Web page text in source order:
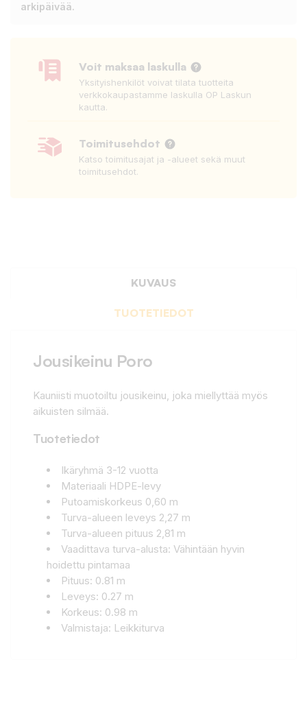
arkipäivää.
Voit maksaa laskulla
Yksityishenkilöt voivat tilata tuotteita
verkkokaupastamme laskulla OP Laskun
kautta.
Toimitusehdot
Katso toimitusajat ja -alueet sekä muut
toimitusehdot.
KUVAUS
TUOTETIEDOT
Jousikeinu Poro
Kauniisti muotoiltu jousikeinu, joka miellyttää myös
aikuisten silmää.
Tuotetiedot
Ikäryhmä 3-12 vuotta
Materiaali HDPE-levy
Putoamiskorkeus 0,60 m
Turva-alueen leveys 2,27 m
Turva-alueen pituus 2,81 m
Vaadittava turva-alusta: Vähintään hyvin
hoidettu pintamaa
Pituus: 0.81 m
Leveys: 0.27 m
Korkeus: 0.98 m
Valmistaja: Leikkiturva